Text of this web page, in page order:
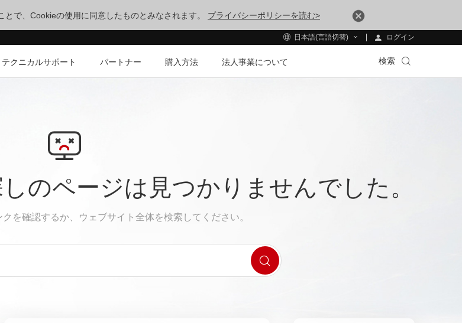
で、Cookieの使用に同意したものとみなされます。 プライバシーポリシーを読む>
日本語(言語切替) ログイン
クニカルサポート パートナー 購入方法 法人事業について 検索
のページは見つかりませんでした。
を確認するか、ウェブサイト全体を検索してください。